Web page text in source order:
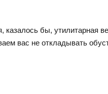
бы, утилитарная
вас не откладывать